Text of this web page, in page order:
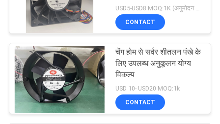
PRIVACY
POLICY
CONTACT
चेंग होम से सर्वर शीतलन पंखे के
लिए उपलब्ध अनुकूलन योग्य
विकल्प
USD 10- USD20 MOQ:1k
CONTACT